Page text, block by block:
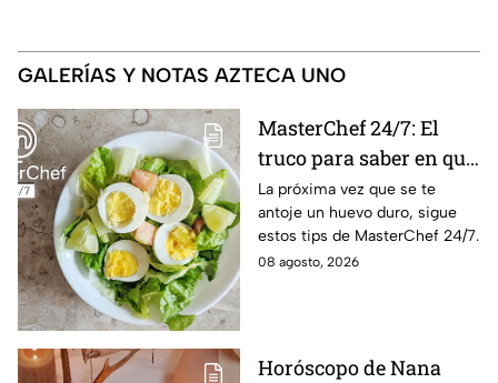
GALERÍAS Y NOTAS AZTECA UNO
MasterChef 24/7: El
truco para saber en qué
momento está listo un
huevo cocido
La próxima vez que se te
antoje un huevo duro, sigue
estos tips de MasterChef 24/7.
08 agosto, 2026
Horóscopo de Nana